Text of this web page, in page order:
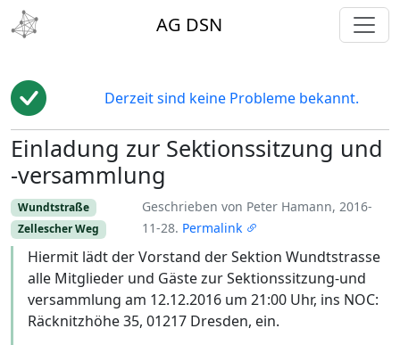
AG DSN
Derzeit sind keine Probleme bekannt.
Edit
Einladung zur Sektionssitzung und
-versammlung
Wundtstraße
Zellescher Weg
Geschrieben von Peter Hamann, 2016-
11-28. Permalink
Hiermit lädt der Vorstand der Sektion Wundtstrasse
alle Mitglieder und Gäste zur Sektionssitzung-und
versammlung am 12.12.2016 um 21:00 Uhr, ins NOC:
Räcknitzhöhe 35, 01217 Dresden, ein.